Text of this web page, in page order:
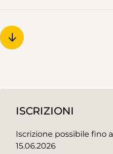
ISCRIZIONI
Iscrizione possibile fino al
15.06.2026